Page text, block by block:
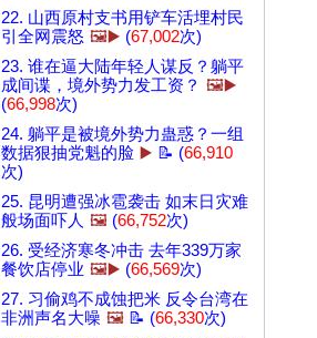
22. 山西原村支书用铲车活埋村民
引全网震怒 🖼️▶️ (67,002次)
23. 谁在逼大陆年轻人谋反？躺平
成间谍，境外势力发工资？ 🖼️▶️
(66,998次)
24. 躺平是被境外势力蛊惑？一组
数据狠抽党魁的脸 ▶️ 📝 (66,910
次)
25. 昆明遭强冰雹袭击 如末日灾难
般场面吓人 🖼️ (66,752次)
26. 受经济寒冬冲击 去年339万家
餐饮店停业 🖼️▶️ (66,569次)
27. 习偷鸡不成蚀把米 反令台湾在
非洲声名大噪 🖼️ 📝 (66,330次)